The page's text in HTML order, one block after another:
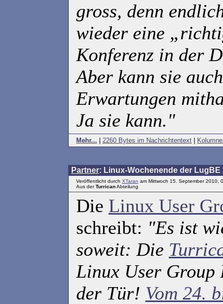
gross, denn
wieder eine
Konferenz in der
Aber kann sie
Erwartungen
Ja sie kann."
Mehr... 2260 Bytes im Nachrichtentext
Partner: Linux-Wochenende der LugBE
Veröffentlicht durch XTaran am Mittwoch 15. September 2010,
Aus derTurricanAbteilung
Die Linux User
schreibt: "Es ist
soweit: Die
Linux User Group
der Tür! Vom 24.